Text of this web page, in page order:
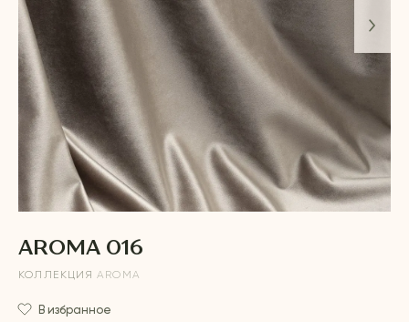
AROMA 016
КОЛЛЕКЦИЯ AROMA
В избранное